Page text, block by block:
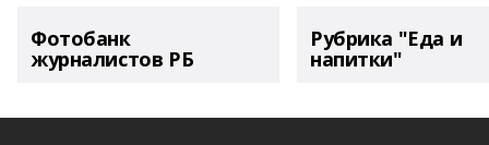
Фотобанк
журналистов РБ
Рубрика "Еда и
напитки"